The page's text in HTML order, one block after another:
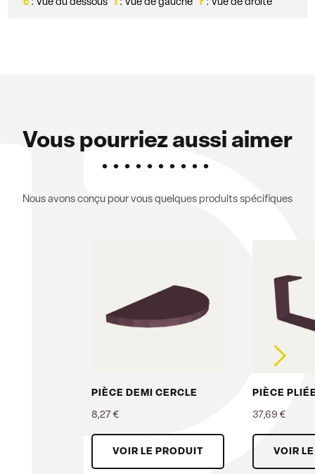
c : Vue du dessous l : Vue de gauche r : Vue de droite
Vous pourriez aussi aimer
Nous avons conçu pour vous quelques produits spécifiques
PIÈCE DEMI CERCLE
8,27 €
VOIR LE PRODUIT
PIÈCE
37,69 €
VOIR